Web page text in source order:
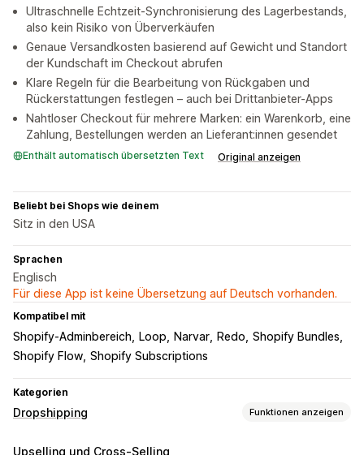
Ultraschnelle Echtzeit-Synchronisierung des Lagerbestands,
also kein Risiko von Überverkäufen
Genaue Versandkosten basierend auf Gewicht und Standort
der Kundschaft im Checkout abrufen
Klare Regeln für die Bearbeitung von Rückgaben und
Rückerstattungen festlegen – auch bei Drittanbieter-Apps
Nahtloser Checkout für mehrere Marken: ein Warenkorb, eine
Zahlung, Bestellungen werden an Lieferant:innen gesendet
Enthält automatisch übersetzten Text Original anzeigen
Beliebt bei Shops wie deinem
Sitz in den USA
Sprachen
Englisch
Für diese App ist keine Übersetzung auf Deutsch vorhanden.
Kompatibel mit
Shopify-Adminbereich Loop Narvar Redo Shopify Bundles
Shopify Flow Shopify Subscriptions
Kategorien
Dropshipping Funktionen anzeigen
Produkte, die du verkaufen kannst
Upselling und Cross-Selling